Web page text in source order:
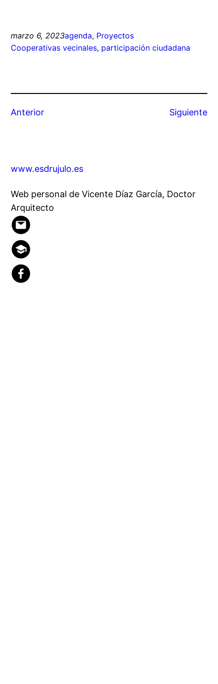
marzo 6, 2023agenda, Proyectos
Cooperativas vecinales, participación ciudadana
Anterior Siguiente
www.esdrujulo.es
Web personal de Vicente Díaz García, Doctor
Arquitecto